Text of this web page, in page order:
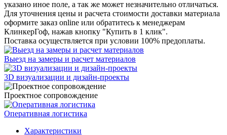
указано иное поле, а так же может незначительно отличаться.
Для уточнения цены и расчета стоимости доставки материала
оформите заказ online или обратитесь к менеджерам
КлинкерГоф, нажав кнопку "Купить в 1 клик".
Поставка осуществляется при условии 100% предоплаты.
Выезд на замеры и расчет материалов
3D визуализации и дизайн-проекты
Проектное сопровождение
Оперативная логистика
Характеристики